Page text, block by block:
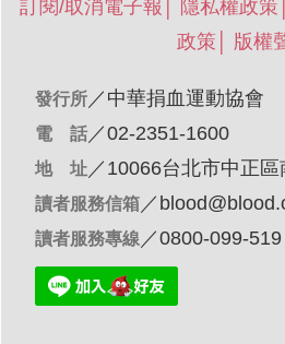
訂閱/取消電子報 隱私權政策
政策
版權
發行所／ 中華捐血運動協會
電 話／02-2351-1600
地 址／10066台北市中正
讀者服務信箱／
讀者服務專線 ／0800-099-519